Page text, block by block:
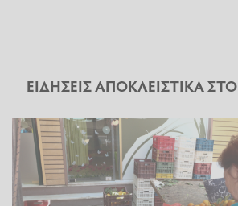
ΕΙΔΗΣΕΙΣ ΑΠΟΚΛΕΙΣΤΙΚΑ ΣΤΟ